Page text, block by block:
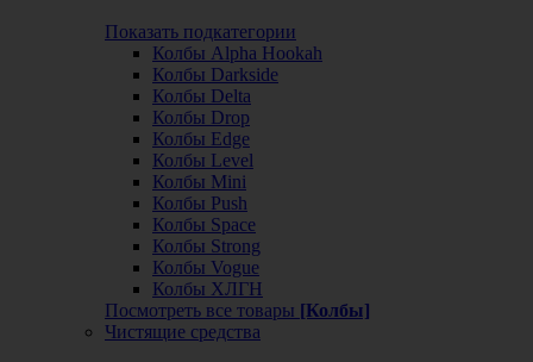
Показать подкатегории
Колбы Alpha Hookah
Колбы Darkside
Колбы Delta
Колбы Drop
Колбы Edge
Колбы Level
Колбы Mini
Колбы Push
Колбы Space
Колбы Strong
Колбы Vogue
Колбы ХЛГН
Посмотреть все товары [Колбы]
Чистящие средства